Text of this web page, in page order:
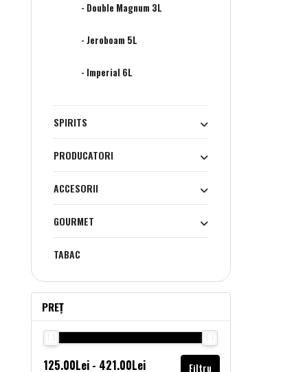
- Double Magnum 3L
- Jeroboam 5L
- Imperial 6L
SPIRITS
PRODUCATORI
ACCESORII
GOURMET
TABAC
PREȚ
Filtru